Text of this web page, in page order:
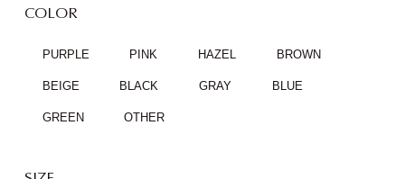
COLOR
PURPLE PINK HAZEL BROWN
BEIGE BLACK GRAY BLUE
GREEN OTHER